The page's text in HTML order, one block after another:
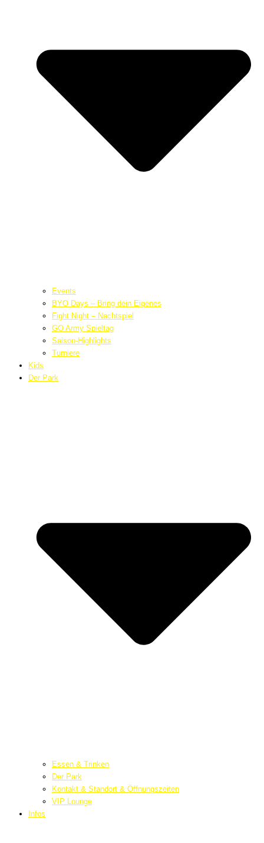
Events
BYO Days – Bring dein Eigenes
Fight Night – Nachtspiel
GO Army Spieltag
Saison-Highlights
Turniere
Kids
Der Park
Essen & Trinken
Der Park
Kontakt & Standort & Öffnungszeiten
VIP Lounge
Infos